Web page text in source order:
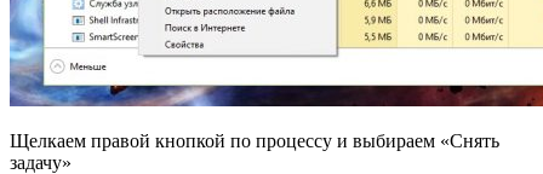
Щелкаем правой кнопкой по процессу и выбираем «Снять
задачу»